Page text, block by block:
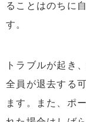
ることはのちに
す。
トラブルが起き
全員が退去する
ます。また、ポ